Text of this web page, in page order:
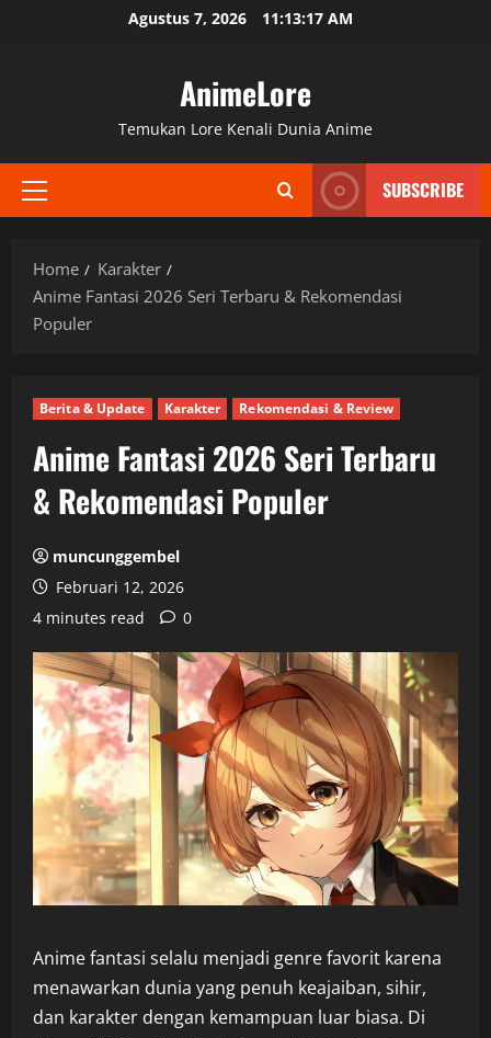
Agustus 7, 2026 11:13:18 AM
AnimeLore
Temukan Lore Kenali Dunia Anime
Primary
SUBSCRIBE
Home
Karakter
Anime Fantasi 2026 Seri Terbaru & Rekomendasi
Populer
Berita & Update Karakter Rekomendasi & Review
Anime Fantasi 2026 Seri Terbaru
& Rekomendasi Populer
muncunggembel
Februari 12, 2026
4 minutes read
0
Anime fantasi selalu menjadi genre favorit karena
menawarkan dunia yang penuh keajaiban, sihir,
dan karakter dengan kemampuan luar biasa. Di